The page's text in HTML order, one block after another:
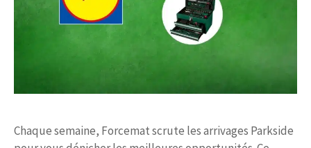
Chaque semaine, Forcemat scrute les arrivages Parkside